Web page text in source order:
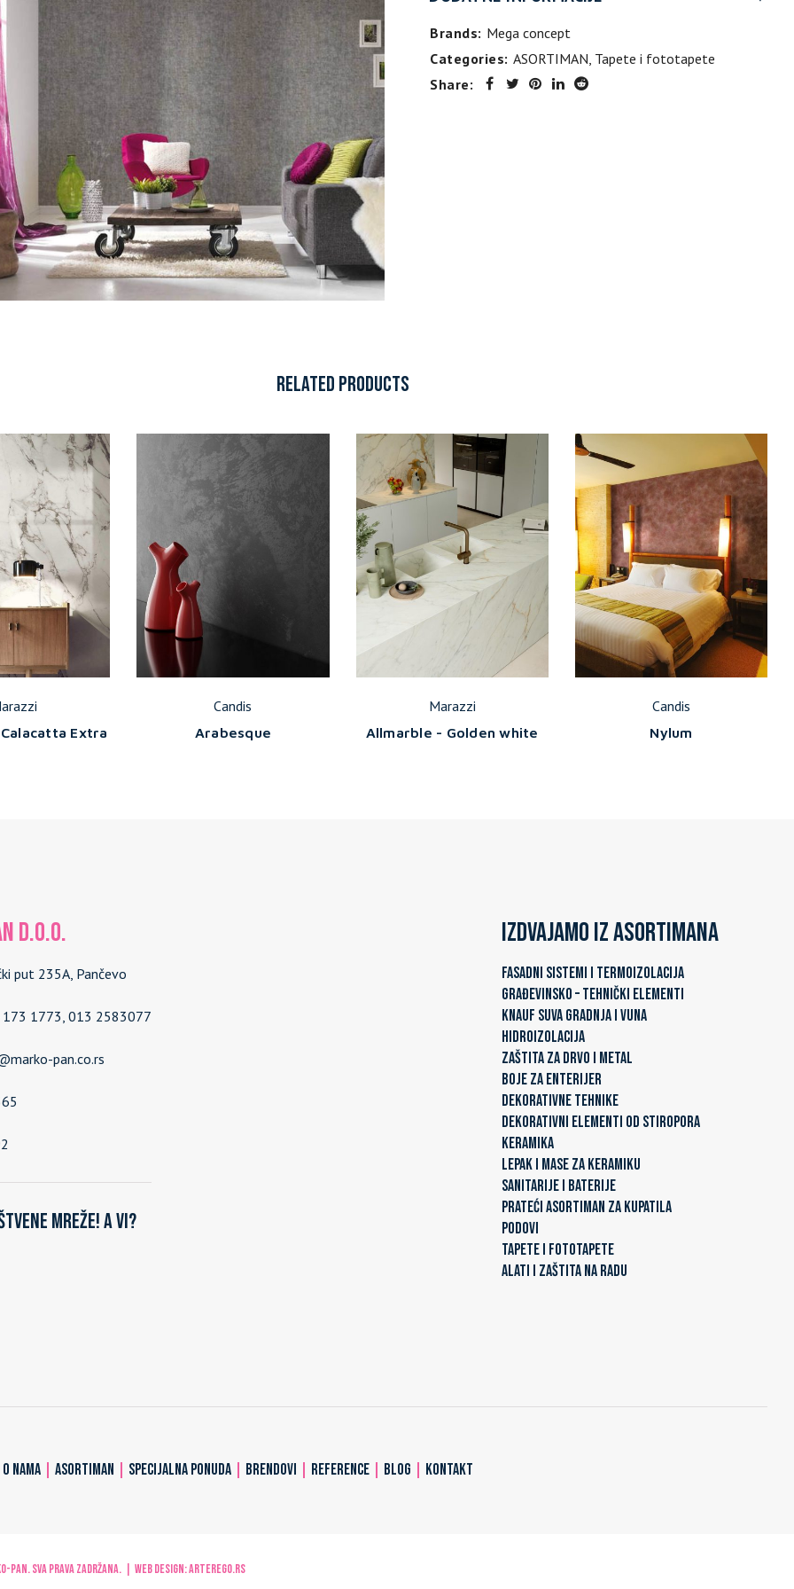
Brands: Mega concept
Categories: ASORTIMAN, Tapete i fototapete
Share:
RELATED PRODUCTS
Extra
Candis
Arabesque
Marazzi
Allmarble - Golden white
Candis
Nylum
d.o.o.
put 235A, Pančevo
173 1773, 013 2583077
pan.co.rs
mreže! A vi?
Izdvajamo iz asortimana
FASADNI SISTEMI I TERMOIZOLACIJA
GRAĐEVINSKO – TEHNIČKI ELEMENTI
KNAUF SUVA GRADNJA I VUNA
HIDROIZOLACIJA
ZAŠTITA ZA DRVO I METAL
BOJE ZA ENTERIJER
DEKORATIVNE TEHNIKE
DEKORATIVNI ELEMENTI OD STIROPORA
KERAMIKA
LEPAK I MASE ZA KERAMIKU
SANITARIJE I BATERIJE
PRATEĆI ASORTIMAN ZA KUPATILA
PODOVI
TAPETE I FOTOTAPETE
ALATI I ZAŠTITA NA RADU
O NAMA ASORTIMAN SPECIJALNA PONUDA BRENDOVI REFERENCE BLOG KONTAKT
PAN. Sva prava zadržana. | Web design:ARTerEgo.rs